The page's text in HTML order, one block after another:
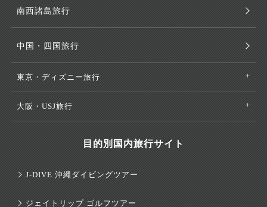
南西諸島旅行
中国・四国旅行
東京・ディズニー旅行
大阪・USJ旅行
目的別国内旅行サイト
J-DIVE 沖縄ダイビングツアー
ジェイトリップ ゴルフツアー